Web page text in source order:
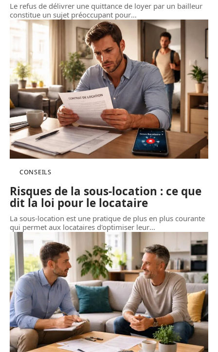
Le refus de délivrer une quittance de loyer par un bailleur
constitue un sujet préoccupant pour…
CONSEILS
Risques de la sous-location : ce que
dit la loi pour le locataire
La sous-location est une pratique de plus en plus courante
qui permet aux locataires d'optimiser leur…